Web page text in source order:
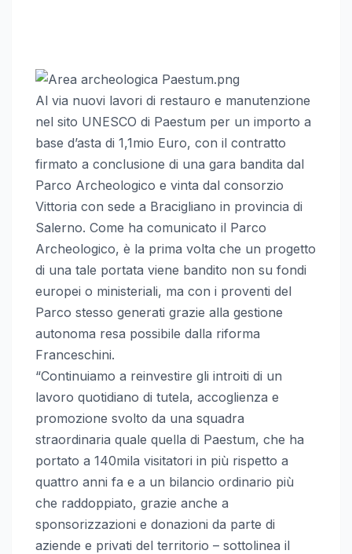
Al via nuovi lavori di restauro e manutenzione
nel sito UNESCO di Paestum per un importo a
base d’asta di 1,1mio Euro, con il contratto
firmato a conclusione di una gara bandita dal
Parco Archeologico e vinta dal consorzio
Vittoria con sede a Bracigliano in provincia di
Salerno. Come ha comunicato il Parco
Archeologico, è la prima volta che un progetto
di una tale portata viene bandito non su fondi
europei o ministeriali, ma con i proventi del
Parco stesso generati grazie alla gestione
autonoma resa possibile dalla riforma
Franceschini.
“Continuiamo a reinvestire gli introiti di un
lavoro quotidiano di tutela, accoglienza e
promozione svolto da una squadra
straordinaria quale quella di Paestum, che ha
portato a 140mila visitatori in più rispetto a
quattro anni fa e a un bilancio ordinario più
che raddoppiato, grazie anche a
sponsorizzazioni e donazioni da parte di
aziende e privati del territorio – sottolinea il